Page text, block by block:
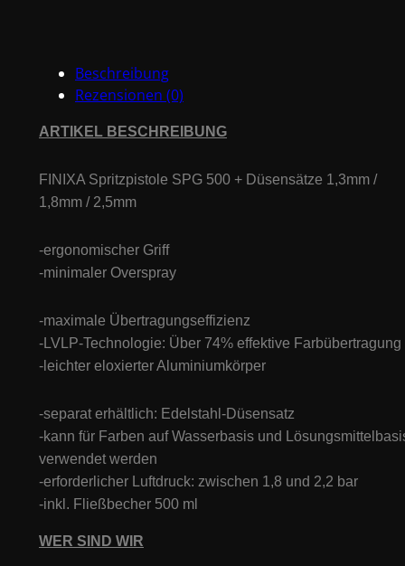
1.8,
2.5mm
Beschreibung
Rezensionen (0)
ARTIKEL BESCHREIBUNG
FINIXA Spritzpistole SPG 500 + Düsensätze 1,3mm /
1,8mm / 2,5mm
-ergonomischer Griff
-minimaler Overspray
-maximale Übertragungseffizienz
-LVLP-Technologie: Über 74% effektive Farbübertragung
-leichter eloxierter Aluminiumkörper
-separat erhältlich: Edelstahl-Düsensatz
-kann für Farben auf Wasserbasis und
verwendet werden
-erforderlicher Luftdruck: zwischen 1,8 und 2,2 bar
-inkl. Fließbecher 500 ml
WER SIND WIR